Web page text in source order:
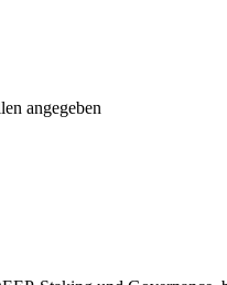
angegeben